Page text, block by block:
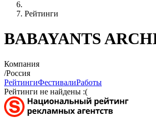
Рейтинги
BABAYANTS
Компания
/Россия
РейтингиФестивалиРаботы
Рейтинги не найдены :(